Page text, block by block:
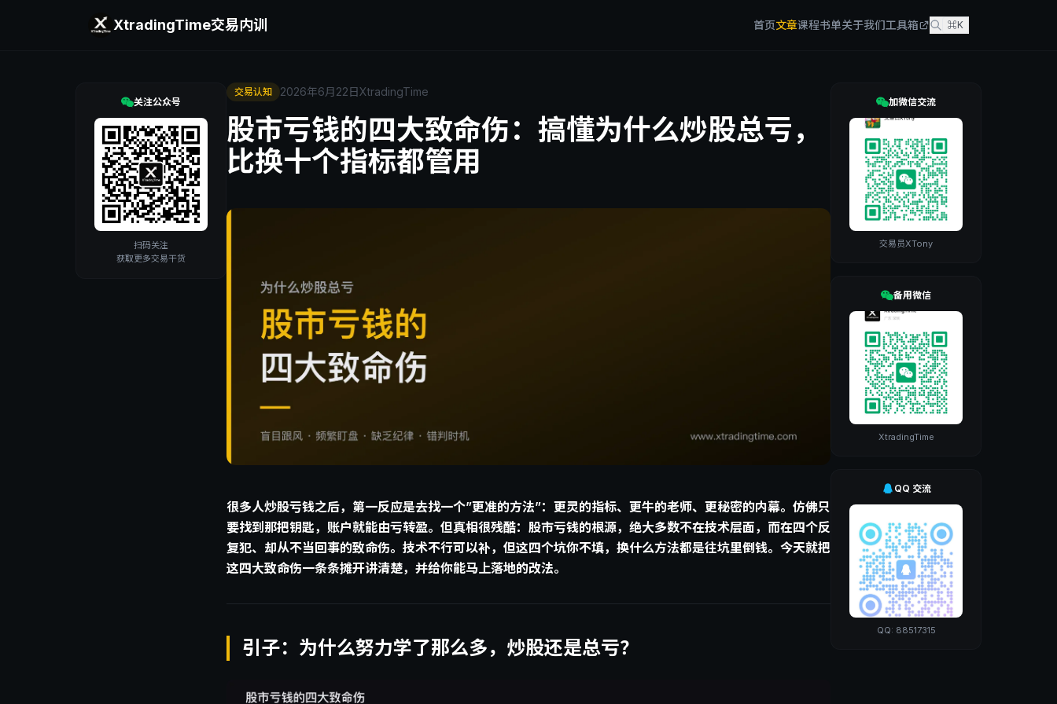
XtradingTime交易内训 首页文章课程书单关于我们工具箱 ⌘K
关注公众号
扫码关注
获取更多交易干货
交易认知 2026年6月22日XtradingTime
股市亏钱的四大致命伤：搞懂为什么炒股总亏，
比换十个指标都管用
很多人炒股亏钱之后，第一反应是去找一个”更准的方法”：更灵的指标、更牛的老师、更秘密的内幕。仿佛只
要找到那把钥匙，账户就能由亏转盈。但真相很残酷：股市亏钱的根源，绝大多数不在技术层面，而在四个反
复犯、却从不当回事的致命伤。技术不行可以补，但这四个坑你不填，换什么方法都是往坑里倒钱。今天就把
这四大致命伤一条条摊开讲清楚，并给你能马上落地的改法。
引子：为什么努力学了那么多，炒股还是总亏？
加微信交流
交易员XTony
备用微信
XtradingTime
QQ 交流
QQ: 88517315